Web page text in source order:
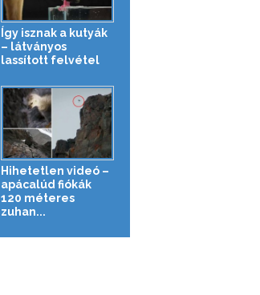
Így isznak a kutyák
– látványos
lassított felvétel
Hihetetlen videó –
apácalúd fiókák
120 méteres
zuhan...